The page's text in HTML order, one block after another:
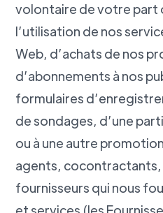
volontaire de votre part
l’utilisation de nos
Web, d’achats de nos
d’abonnements à nos
formulaires
de sondages, d’une
ou à une autre
agents, cocontractants,
fournisseurs qui nous